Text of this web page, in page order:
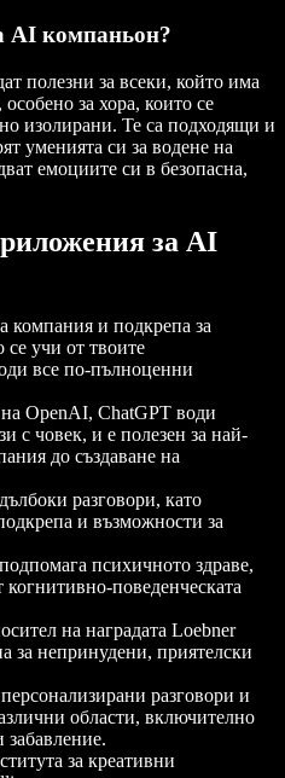
AI компаньон?
полезни за всеки, който има
за хора, които се
изолирани. Те са подходящи и
уменията си за водене на
емоциите си в безопасна,
за AI
компания и подкрепа за
се учи от твоите
все по-пълноценни
OpenAI, ChatGPT води
с човек, и е полезен за най-
до създаване на
разговори, като
и възможности за
психичното здраве,
поведенческата
на наградата Loebner
за непринудени, приятелски
разговори и
области, включително
забавление.
за креативни